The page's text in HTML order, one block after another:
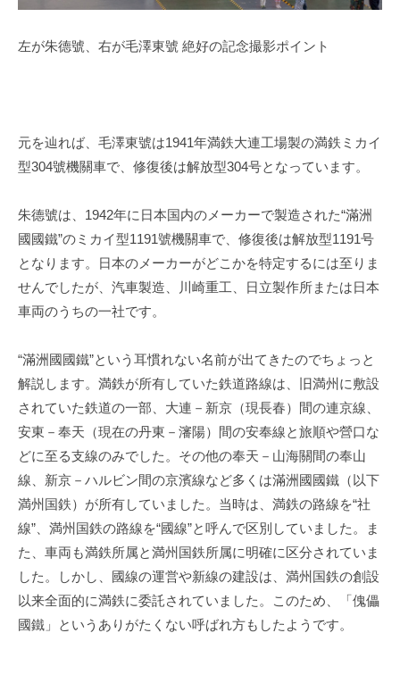
左が朱德號、右が毛澤東號 絶好の記念撮影ポイント
元を辿れば、毛澤東號は1941年満鉄大連工場製の満鉄ミカイ
型304號機關車で、修復後は解放型304号となっています。
朱德號は、 1942年に日本国内のメーカーで製造された“滿洲
國國鐵”のミカイ型1191號機關車で、修復後は解放型1191号
となります。日本のメーカーがどこかを特定するには至りま
せんでしたが、汽車製造、川崎重工、日立製作所または日本
車両のうちの一社です。
“滿洲國國鐵”という耳慣れない名前が出てきたのでちょっと
解説します。満鉄が所有していた鉄道路線は、旧満州に敷設
されていた鉄道の一部、大連－新京（現長春）間の連京線、
安東－奉天（現在の丹東－瀋陽）間の安奉線と旅順や營口な
どに至る支線のみでした。その他の奉天－山海關間の奉山
線、新京－ハルビン間の京濱線など多くは滿洲國國鐵（以下
満州国鉄）が所有していました。当時は、満鉄の路線を“社
線”、満州国鉄の路線を“國線”と呼んで区別していました。ま
た、車両も満鉄所属と満州国鉄所属に明確に区分されていま
した。しかし、國線の運営や新線の建設は、満州国鉄の創設
以来全面的に満鉄に委託されていました。このため、「傀儡
國鐵」というありがたくない呼ばれ方もしたようです。